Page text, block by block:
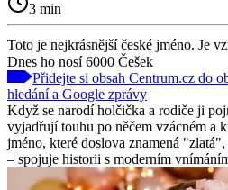
3 min
Toto je nejkrásnější české jméno. Je
Dnes ho nosí 6000 Češek
Přidejte si obsah Centrum.cz do
hledání a Google zprávy
Když se narodí holčička a rodiče ji
vyjadřují touhu po něčem vzácném a
jméno, které doslova znamená
– spojuje historii s moderním